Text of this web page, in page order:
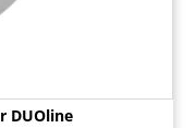
DUOline